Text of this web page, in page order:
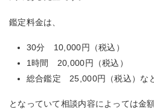
鑑定料金は、
30分 10,000円（税込）
1時間 20,000円（税込）
総合鑑定 25,000円（税込）な
となっていて相談内容によっては金